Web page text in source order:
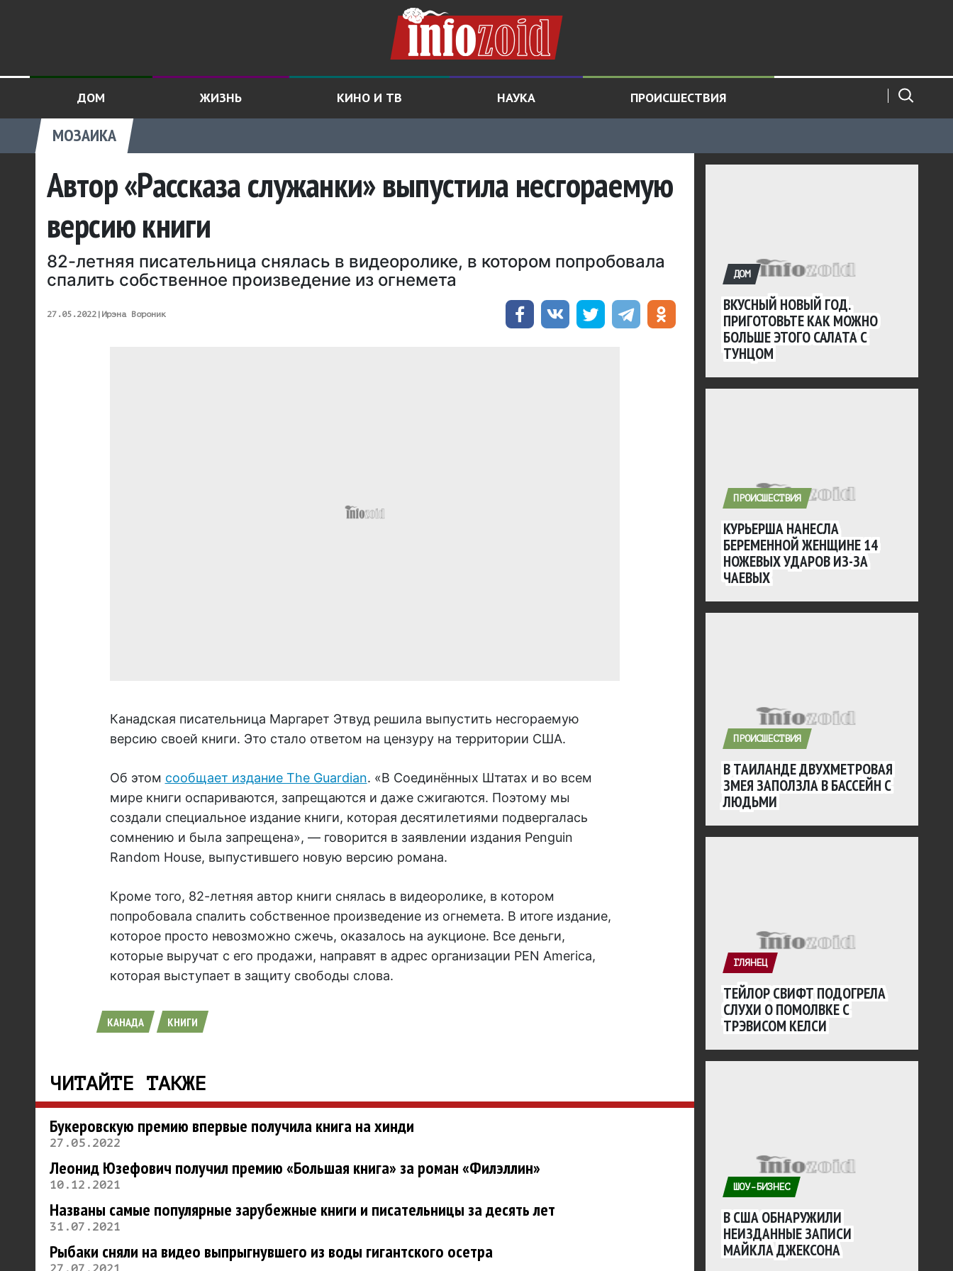
ДОМ ЖИЗНЬ КИНО И ТВ НАУКА ПРОИСШЕСТВИЯ
МОЗАИКА
Автор «Рассказа служанки» выпустила несгораемую
версию книги
82-летняя писательница снялась в видеоролике, в котором попробовала
спалить собственное произведение из огнемета
27.05.2022| Ирэна Вороник
Канадская писательница Маргарет Этвуд решила выпустить несгораемую
версию своей книги. Это стало ответом на цензуру на территории США.
Об этом сообщает издание The Guardian. «В Соединённых Штатах и ​​во всем
мире книги оспариваются, запрещаются и даже сжигаются. Поэтому мы
создали специальное издание книги, которая десятилетиями подвергалась
сомнению и была запрещена», — говорится в заявлении издания Penguin
Random House, выпустившего новую версию романа.
Кроме того, 82-летняя автор книги снялась в видеоролике, в котором
попробовала спалить собственное произведение из огнемета. В итоге издание,
которое просто невозможно сжечь, оказалось на аукционе. Все деньги,
которые выручат с его продажи, направят в адрес организации PEN America,
которая выступает в защиту свободы слова.
КАНАДА КНИГИ
ЧИТАЙТЕ ТАКЖЕ
Букеровскую премию впервые получила книга на хинди
27.05.2022
Леонид Юзефович получил премию «Большая книга» за роман «Филэллин»
10.12.2021
Названы самые популярные зарубежные книги и писательницы за десять лет
31.07.2021
Рыбаки сняли на видео выпрыгнувшего из воды гигантского осетра
ДОМ
ВКУСНЫЙ НОВЫЙ ГОД.
ПРИГОТОВЬТЕ КАК МОЖНО
БОЛЬШЕ ЭТОГО САЛАТА С
ТУНЦОМ
ПРОИСШЕСТВИЯ
КУРЬЕРША НАНЕСЛА
БЕРЕМЕННОЙ ЖЕНЩИНЕ 14
НОЖЕВЫХ УДАРОВ ИЗ-ЗА
ЧАЕВЫХ
ПРОИСШЕСТВИЯ
В ТАИЛАНДЕ ДВУХМЕТРОВАЯ
ЗМЕЯ ЗАПОЛЗЛА В БАССЕЙН С
ЛЮДЬМИ
ГЛЯНЕЦ
ТЕЙЛОР СВИФТ ПОДОГРЕЛА
СЛУХИ О ПОМОЛВКЕ С
ТРЭВИСОМ КЕЛСИ
ШОУ-БИЗНЕС
В США ОБНАРУЖИЛИ
НЕИЗДАННЫЕ ЗАПИСИ
МАЙКЛА ДЖЕКСОНА